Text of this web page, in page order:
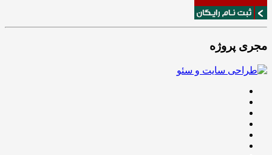
مجری پروژه